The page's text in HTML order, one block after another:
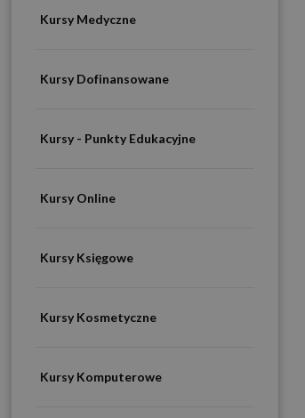
Kursy Medyczne
Kursy Dofinansowane
Kursy - Punkty Edukacyjne
Kursy Online
Kursy Księgowe
Kursy Kosmetyczne
Kursy Komputerowe